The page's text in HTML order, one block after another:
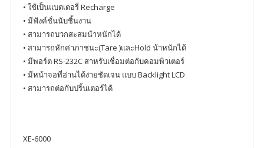
• ใช้เป็นแบตเตอรี่ Recharge
• มีฟังค์ชั่นนับชิ้นงาน
• สามารถบวกสะสมน้าหนักได้
• สามารถหักค่าภาชนะ(Tare )และHold น้าหนักได้
• มีพอร์ต RS-232C สาหรับเชื่อมต่อกับคอมพิวเตอร์
• มีหน้าจอที่อ่านได้ง่ายชัดเจน แบบ Backlight LCD
• สามารถต่อกับปริ้นเตอร์ได้
XE-6000